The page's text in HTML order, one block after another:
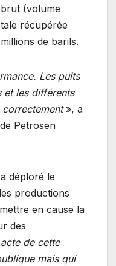
(volume
récupérée
de barils.
Les puits
et les différents
», a
Petrosen
déploré le
productions
en cause la
des
de cette
mais qui